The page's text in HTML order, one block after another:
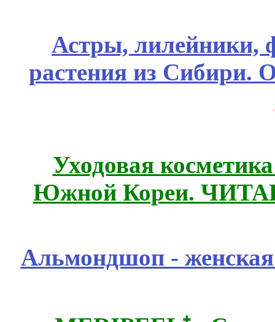
Астры, лилейники,
растения из Сибири.
Уходовая
Южной Кореи.
Альмондшоп -